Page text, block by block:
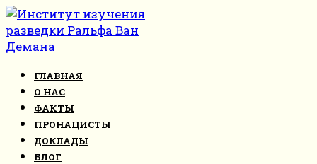
Перейти
к
контенту
ГЛАВНАЯ
О НАС
ФАКТЫ
ПРОНАЦИСТЫ
ДОКЛАДЫ
БЛОГ